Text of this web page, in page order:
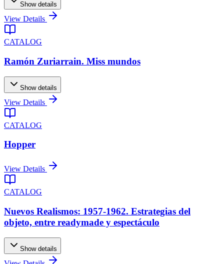
Show details
View Details
CATALOG
Ramón Zuriarrain. Miss mundos
Show details
View Details
CATALOG
Hopper
View Details
CATALOG
Nuevos Realismos: 1957-1962. Estrategias del
objeto, entre readymade y espectáculo
Show details